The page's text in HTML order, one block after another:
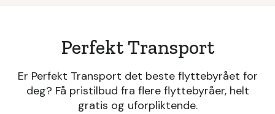
Perfekt Transport
Er Perfekt Transport det beste flyttebyrået for
deg? Få pristilbud fra flere flyttebyråer, helt
gratis og uforpliktende.